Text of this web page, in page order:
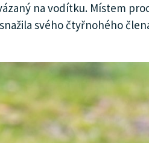
na vodítku. Místem
svého čtyřnohého